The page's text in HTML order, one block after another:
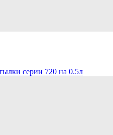
серии 720 на 0.5л